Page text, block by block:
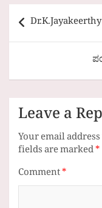
Post
navigation
Leave a
Your email
fields are marked*
Comment*